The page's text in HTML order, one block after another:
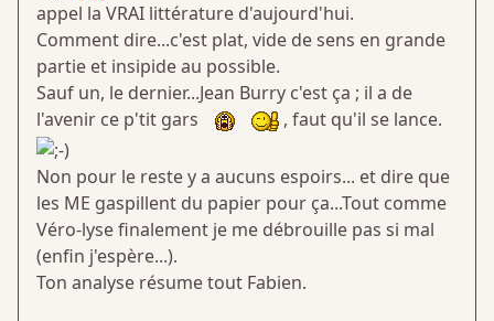
appel la VRAI littérature d'aujourd'hui.
Comment dire...c'est plat, vide de sens en grande
partie et insipide au possible.
Sauf un, le dernier...Jean Burry c'est ça ; il a de
l'avenir ce p'tit gars
, faut qu'il se lance.
Non pour le reste y a aucuns espoirs... et dire que
les ME gaspillent du papier pour ça...Tout comme
Véro-lyse finalement je me débrouille pas si mal
(enfin j'espère...).
Ton analyse résume tout Fabien.